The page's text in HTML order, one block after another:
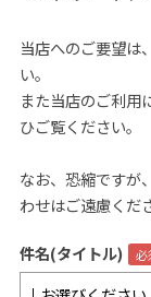
メニュー
トップペ
マイページ
当店へのご要望は
い。
また当店のご利用
ひご覧ください。
なお、恐縮ですが
わせはご遠慮くだ
件名(タイトル)